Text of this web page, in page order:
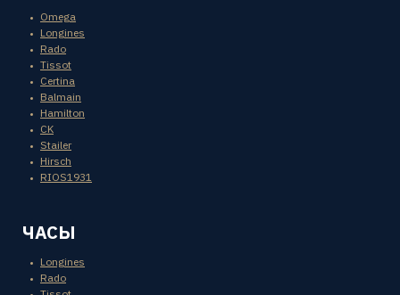
Omega
Longines
Rado
Tissot
Certina
Balmain
Hamilton
CK
Stailer
Hirsch
RIOS1931
ЧАСЫ
Longines
Rado